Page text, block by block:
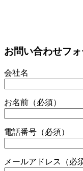
お問い合わせフ
会社名
お名前（必須）
電話番号（必須）
メールアドレス（必